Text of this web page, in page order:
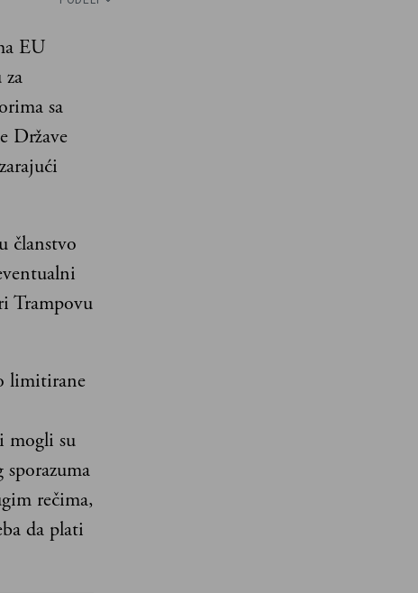
EU
sa
Države
članstvo
Trampovu
limitirane
mogli su
rečima,
da plati